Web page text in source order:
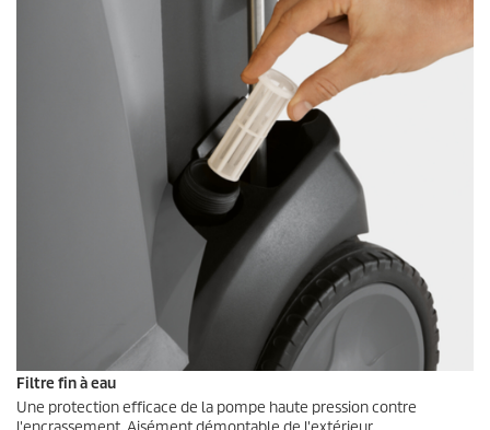
Filtre fin à eau
Une protection efficace de la pompe haute pression contre